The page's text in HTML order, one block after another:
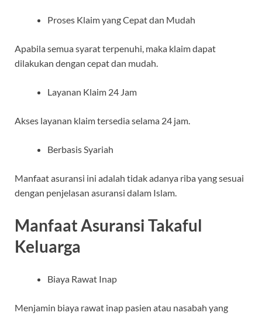
Proses Klaim yang Cepat dan Mudah
Apabila semua syarat terpenuhi, maka klaim dapat
dilakukan dengan cepat dan mudah.
Layanan Klaim 24 Jam
Akses layanan klaim tersedia selama 24 jam.
Berbasis Syariah
Manfaat asuransi ini adalah tidak adanya riba yang sesuai
dengan penjelasan asuransi dalam Islam.
Manfaat Asuransi Takaful
Keluarga
Biaya Rawat Inap
Menjamin biaya rawat inap pasien atau nasabah yang